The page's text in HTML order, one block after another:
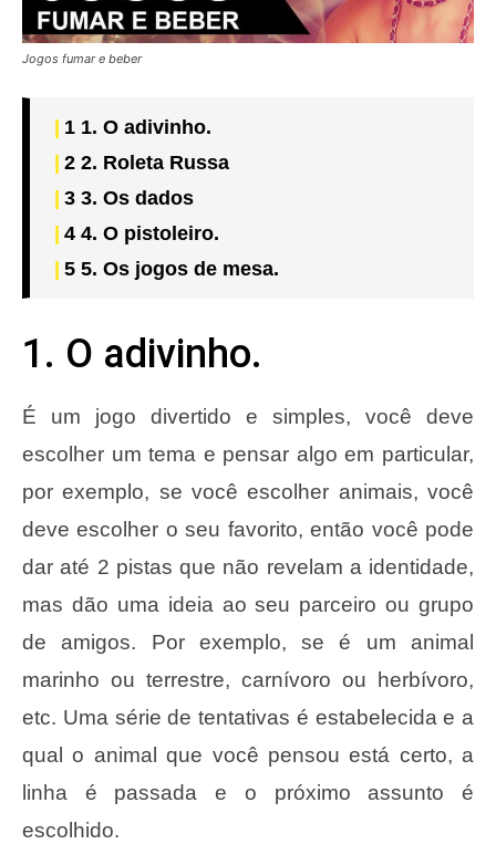
Jogos fumar e beber
11. O adivinho.
22. Roleta Russa
33. Os dados
44. O pistoleiro.
55. Os jogos de mesa.
1. O adivinho.
É um jogo divertido e simples, você deve
escolher um tema e pensar algo em particular,
por exemplo, se você escolher animais, você
deve escolher o seu favorito, então você pode
dar até 2 pistas que não revelam a identidade,
mas dão uma ideia ao seu parceiro ou grupo
de amigos. Por exemplo, se é um animal
marinho ou terrestre, carnívoro ou herbívoro,
etc. Uma série de tentativas é estabelecida e a
qual o animal que você pensou está certo, a
linha é passada e o próximo assunto é
escolhido.